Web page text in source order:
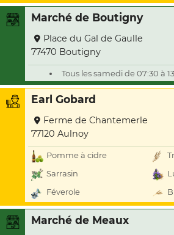
Marché de Boutigny
Place du Gal de Gaulle
77470 Boutigny
Tous les samedi de 07:30 à
Earl Gobard
Ferme de Chantemerle
77120 Aulnoy
Pomme à cidre
Sarrasin
Féverole
Marché de Meaux